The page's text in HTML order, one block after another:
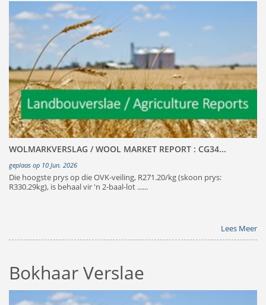
WOLMARKVERSLAG / WOOL MARKET REPORT : CG34...
geplaas op 10 Jun. 2026
Die hoogste prys op die OVK-veiling, R271.20/kg (skoon prys:
R330.29kg), is behaal vir 'n 2-baal-lot ......
Lees Meer
Bokhaar Verslae